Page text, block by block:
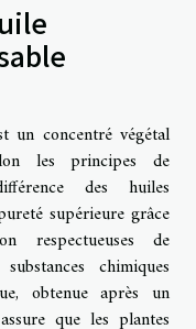
un concentré végétal
les principes de
des huiles
supérieure grâce
respectueuses de
chimiques
obtenue après un
que les plantes